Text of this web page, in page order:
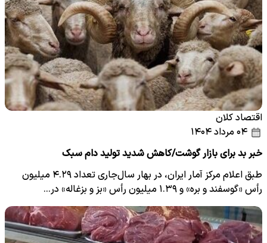
اقتصاد کلان
خبر بد برای بازار گوشت/کاهش شدید تولید دام سبک
طبق اعلام مرکز آمار ایران، در بهار سال‌جاری تعداد ۴.۲۹ میلیون
رأس «گوسفند و بره» و ۱.۳۹ میلیون رأس «بز و بزغاله» در…